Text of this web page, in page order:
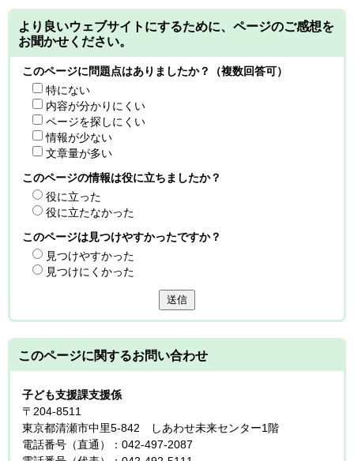
より良いウェブサイトにするために、ページのご感想を
お聞かせください。
このページに問題点はありましたか？（複数回答可）
特にない
内容が分かりにくい
ページを探しにくい
情報が少ない
文章量が多い
このページの情報は役に立ちましたか？
役に立った
役に立たなかった
このページは見つけやすかったですか？
見つけやすかった
見つけにくかった
送信
このページに関するお問い合わせ
子ども支援課支援係
〒204-8511
東京都清瀬市中里5-842 しあわせ未来センター1階
電話番号（直通）：042-497-2087